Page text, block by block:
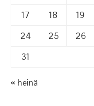
17
18 19
24
25 26
31
« heinä